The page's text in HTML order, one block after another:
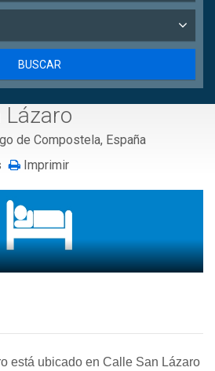
Lázaro
de Compostela, España
Imprimir
está ubicado en Calle San Lázaro